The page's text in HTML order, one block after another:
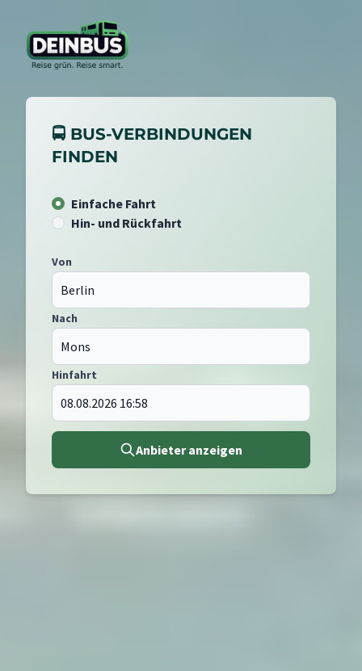
🚍 BUS-VERBINDUNGEN
FINDEN
Einfache Fahrt
Hin- und Rückfahrt
Von
Nach
Hinfahrt
Anbieter anzeigen